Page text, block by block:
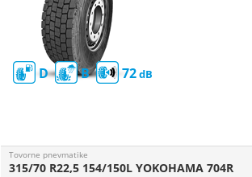
D B 72
Tovorne pnevmatike
315/70 R22,5 154/150L YOKOHAMA 704R